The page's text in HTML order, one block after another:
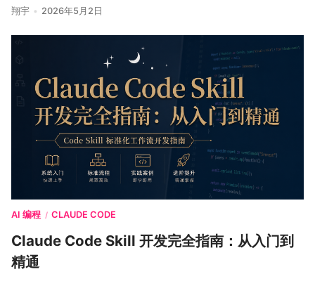
翔宇 2026年5月2日
AI 编程 / CLAUDE CODE
Claude Code Skill 开发完全指南：从入门到
精通